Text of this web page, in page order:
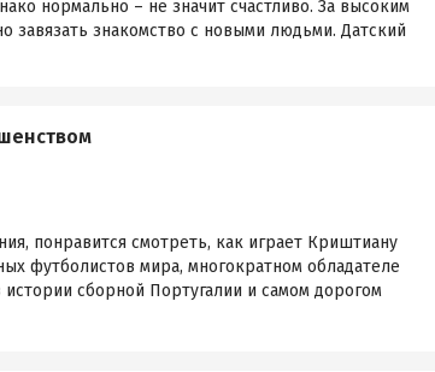
нормально – не значит счастливо. За высоким
завязать знакомство с новыми людьми. Датский
понравится смотреть, как играет Криштиану
футболистов мира, многократном обладателе
сборной Португалии и самом дорогом